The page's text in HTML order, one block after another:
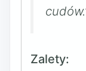
Zalety: